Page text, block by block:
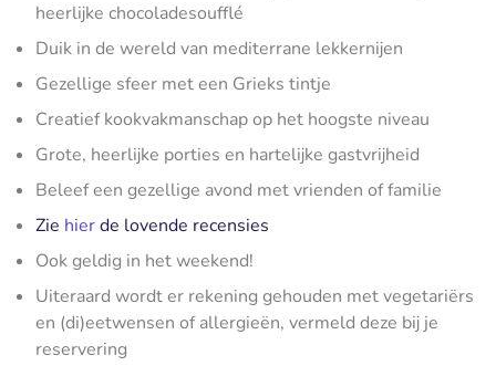
heerlijke chocoladesoufflé
Duik in de wereld van mediterrane lekkernijen
Gezellige sfeer met een Grieks tintje
Creatief kookvakmanschap op het hoogste niveau
Grote, heerlijke porties en hartelijke gastvrijheid
Beleef een gezellige avond met vrienden of familie
Zie hierde lovende recensies
Ook geldig in het weekend!
Uiteraard wordt er rekening gehouden met vegetariërs
en (di)eetwensen of allergieën, vermeld deze bij je
reservering